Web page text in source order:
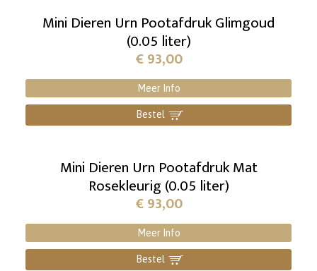
Mini Dieren Urn Pootafdruk Glimgoud
(0.05 liter)
€93,00
Meer Info
Bestel ]
Mini Dieren Urn Pootafdruk Mat
Rosekleurig (0.05 liter)
€93,00
Meer Info
Bestel ]